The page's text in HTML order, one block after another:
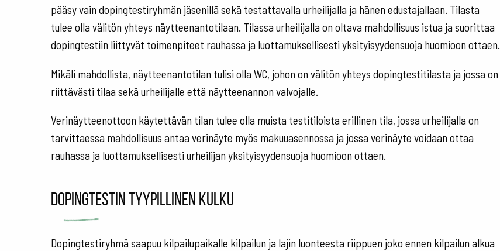
pääsy vain dopingtestiryhmän jäsenillä sekä testattavalla urheilijalla ja hänen edustajallaan. Tilasta
tulee olla välitön yhteys näytteenantotilaan. Tilassa urheilijalla on oltava mahdollisuus istua ja suorittaa
dopingtestiin liittyvät toimenpiteet rauhassa ja luottamuksellisesti yksityisyydensuoja huomioon ottaen.
Mikäli mahdollista, näytteenantotilan tulisi olla WC, johon on välitön yhteys dopingtestitilasta ja jossa on
riittävästi tilaa sekä urheilijalle että näytteenannon valvojalle.
Verinäytteenottoon käytettävän tilan tulee olla muista testitiloista erillinen tila, jossa urheilijalla on
tarvittaessa mahdollisuus antaa verinäyte myös makuuasennossa ja jossa verinäyte voidaan ottaa
rauhassa ja luottamuksellisesti urheilijan yksityisyydensuoja huomioon ottaen.
Dopingtestin tyypillinen kulku
Dopingtestiryhmä saapuu kilpailupaikalle kilpailun ja lajin luonteesta riippuen joko ennen kilpailun alkua